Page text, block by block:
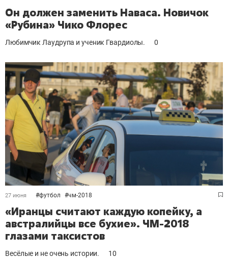
Он должен заменить Наваса. Новичок
«Рубина» Чико Флорес
Любимчик Лаудрупа и ученик Гвардиолы. 0
27 июня #футбол #чм-2018
«Иранцы считают каждую копейку, а
австралийцы все бухие». ЧМ-2018
глазами таксистов
Весёлые и не очень истории. 10